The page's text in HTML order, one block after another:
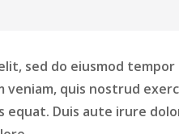
sed do eiusmod
veniam, quis nostrud
equat. Duis aute irure